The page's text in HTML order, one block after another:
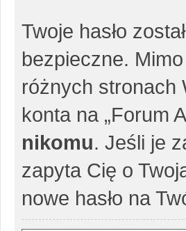
Twoje hasło
bezpieczne.
różnych stronach
konta na „Forum
nikomu. Jeśli je
zapyta Cię o
nowe hasło na